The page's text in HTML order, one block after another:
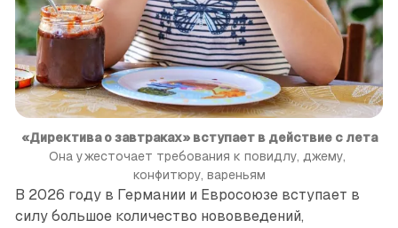
«Директива о завтраках» вступает в действие с лета
Она ужесточает требования к повидлу, джему,
конфитюру, вареньям
В 2026 году в Германии и Евросоюзе вступает в
силу большое количество нововведений,